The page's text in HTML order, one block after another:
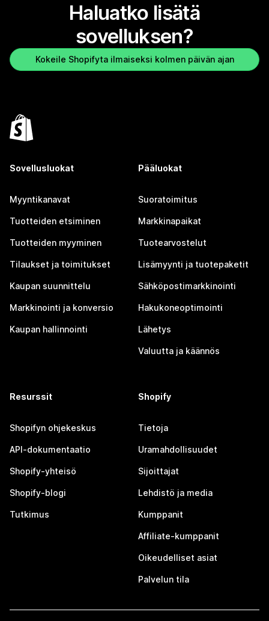
Haluatko lisätä
sovelluksen?
Kokeile Shopifyta ilmaiseksi kolmen päivän ajan
Sovellusluokat
Myyntikanavat
Tuotteiden etsiminen
Tuotteiden myyminen
Tilaukset ja toimitukset
Kaupan suunnittelu
Markkinointi ja konversio
Kaupan hallinnointi
Pääluokat
Suoratoimitus
Markkinapaikat
Tuotearvostelut
Lisämyynti ja tuotepaketit
Sähköpostimarkkinointi
Hakukoneoptimointi
Lähetys
Valuutta ja käännös
Resurssit
Shopifyn ohjekeskus
API-dokumentaatio
Shopify-yhteisö
Shopify-blogi
Tutkimus
Shopify
Tietoja
Uramahdollisuudet
Sijoittajat
Lehdistö ja media
Kumppanit
Affiliate-kumppanit
Oikeudelliset asiat
Palvelun tila